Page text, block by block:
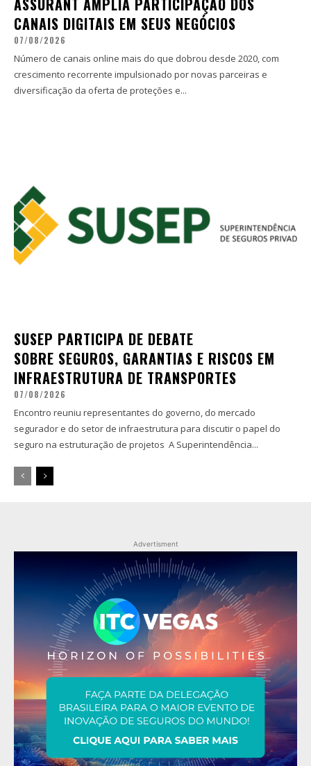
CANAIS DIGITAIS EM SEUS NEGÓCIOS
07/08/2026
Número de canais online mais do que dobrou desde 2020, com
crescimento recorrente impulsionado por novas parceiras e
diversificação da oferta de proteções e...
SUSEP PARTICIPA DE DEBATE
SOBRE SEGUROS, GARANTIAS E RISCOS EM
INFRAESTRUTURA DE TRANSPORTES
07/08/2026
Encontro reuniu representantes do governo, do mercado
segurador e do setor de infraestrutura para discutir o papel do
seguro na estruturação de projetos A Superintendência...
Advertisment